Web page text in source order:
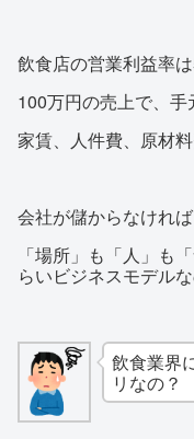
飲食店の営業利益率
100万円の売上で、手
家賃、人件費、原材
会社が儲からなけれ
「場所」も「人」も
らいビジネスモデルな
飲食業界
リなの？